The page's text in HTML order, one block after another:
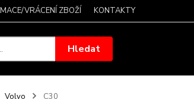
VRÁCENÍ ZBOŽÍ KONTAKTY
Hledat
Volvo C30